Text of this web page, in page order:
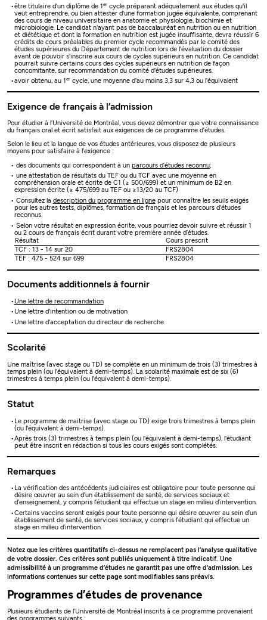
être titulaire d'un diplôme de 1ercycle préparant adéquatement aux études qu'il
veut entreprendre, ou bien attester d'une formation jugée équivalente, comprenant
des cours de niveau universitaire en anatomie et physiologie, biochimie et
microbiologie. Le candidat n'ayant pas de baccalauréat en nutrition ou en nutrition
et diététique et dont la formation en nutrition est jugée insuffisante, devra réussir 6
crédits de cours préalables du premier cycle recommandés par le comité des
études supérieures du Département de nutrition lors de l'évaluation du dossier
avant de pouvoir s'inscrire aux cours de cycles supérieurs en nutrition. Ce candidat
pourrait suivre certains cours des cycles supérieurs en nutrition de façon
concomitante, sur recommandation du comité d'études supérieures.
avoir obtenu, au 1 ercycle, une moyenne d'au moins 3,3 sur 4,3 ou l'équivalent
Exigence de français à l’admission
Pour étudier à l’Université de Montréal, vous devez démontrer que votre connaissance
du français oral et écrit satisfait aux exigences de ce programme d’études.
Selon le lieu et la langue de vos études antérieures, vous disposez de plusieurs
moyens pour satisfaire à l’exigence :
des documents qui correspondent à un parcours d’études reconnu;
une attestation de résultats du TEF ou du TCF avec une moyenne en
compréhension orale et écrite de C1 (≥ 500/699) et un minimum de B2 en
expression écrite (≥ 475/699 au TEF ou ≥13/20 au TCF)
Consultez la description du programme en lignepour connaître les seuils exigés
pour les autres tests, diplômes, formation de français et les parcours d'études
reconnus.
Selon votre résultat en expression écrite, vous pourriez devoir suivre et réussir 1
ou 2 cours de français écrit durant votre première année d’études.
Résultat
Cours prescrit
TCF : 13 - 14 sur 20
FRS2804
TEF : 475 - 524 sur 699
FRS2804
Documents additionnels à fournir
Une lettre de recommandation
Une lettre d'intention ou de motivation
Une lettre d'acceptation du directeur de recherche.
Scolarité
Une maîtrise (avec stage ou TD) se complète en un minimum de trois (3) trimestres à
temps plein (ou l'équivalent à demi-temps). La scolarité maximale est de six (6)
trimestres à temps plein (ou l'équivalent à demi-temps).
Statut
Le programme de maitrise (avec stage ou TD) exige trois trimestres à temps plein
(ou l'équivalent à demi-temps).
Après trois (3) trimestres à temps plein (ou l'équivalent à demi-temps), l'étudiant
peut être inscrit en rédaction si tous les cours exigés sont complétés.
Remarques
La vérification des antécédents judiciaires est obligatoire pour toute personne qui
désire œuvrer au sein d’un établissement de santé, de services sociaux et
d’enseignement, y compris l’étudiant qui effectue un stage en milieu d’intervention.
Certains vaccins seront exigés pour toute personne qui désire œuvrer au sein d’un
établissement de santé, de services sociaux, y compris l’étudiant qui effectue un
stage en milieu d’intervention.
Notez que les critères quantitatifs ci-dessus ne remplacent pas l’analyse qualitative
de votre dossier. Ces critères sont publiés uniquement à titre indicatif. Une
admissibilité à un programme d’études ne garantit pas une offre d’admission. Les
informations contenues sur cette page sont modifiables sans préavis.
Programmes d’études de provenance
Plusieurs étudiants de l’Université de Montréal inscrits à ce programme provenaient